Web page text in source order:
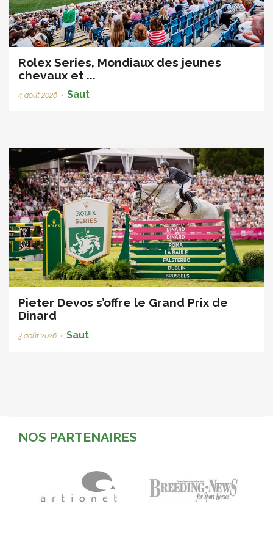
Rolex Series, Mondiaux des jeunes
chevaux et ...
4 août 2026 • Saut
Pieter Devos s’offre le Grand Prix de
Dinard
3 août 2026 • Saut
NOS PARTENAIRES